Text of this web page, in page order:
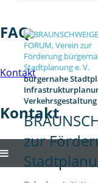
FAQ
Kontakt
Kontakt
bürgernahe
Verkehrsgestaltung
zur